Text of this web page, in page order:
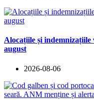
Alocațiile și
august
2026-08-06